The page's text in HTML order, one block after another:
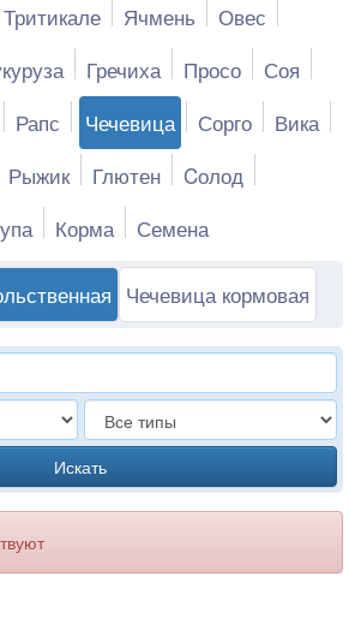
Тритикале Ячмень
Овес
Гречиха Просо
Соя
Рапс Чечевица Сорго
Вика
Рыжик Глютен
Cолод
Корма Семена
Чечевица кормовая
Искать